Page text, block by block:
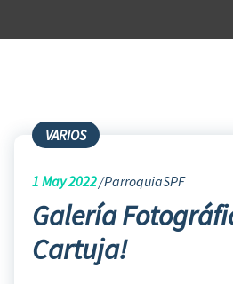
VARIOS
1 May 2022 ParroquiaSPF
Galería
Cartuja!